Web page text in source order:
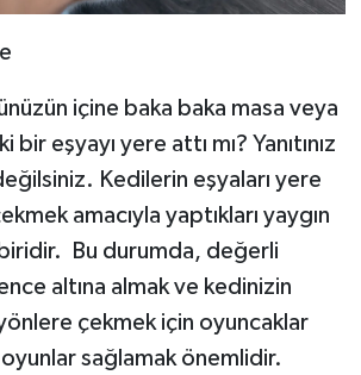
içine baka baka masa veya
eşyayı yere attı mı? Yanıtınız
Kedilerin eşyaları yere
amacıyla yaptıkları yaygın
Bu durumda, değerli
altına almak ve kedinizin
çekmek için oyuncaklar
sağlamak önemlidir.